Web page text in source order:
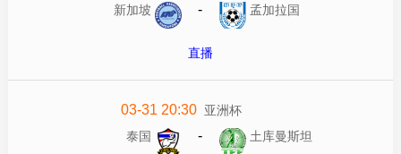
新加坡
- 孟加拉国
直播
03-31 20:30 亚洲杯
泰国
- 土库曼斯坦